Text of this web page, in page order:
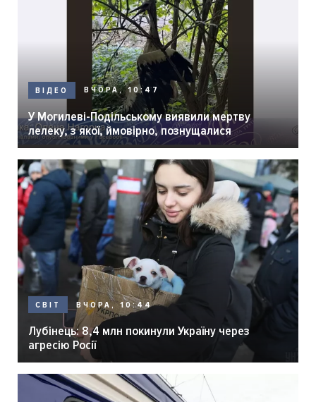
ВІДЕО ВЧОРА, 10:47
У Могилеві-Подільському виявили мертву
лелеку, з якої, ймовірно, познущалися
СВІТ ВЧОРА, 10:44
Лубінець: 8,4 млн покинули Україну через
агресію Росії